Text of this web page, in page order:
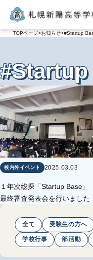
TOPページ お知らせ #Startup
#Startup
校内外イベント 2025.03.03
１年次総探「Startup Base」
最終審査発表会を行いました
全て 受験生の方へ
学校行事 部活動